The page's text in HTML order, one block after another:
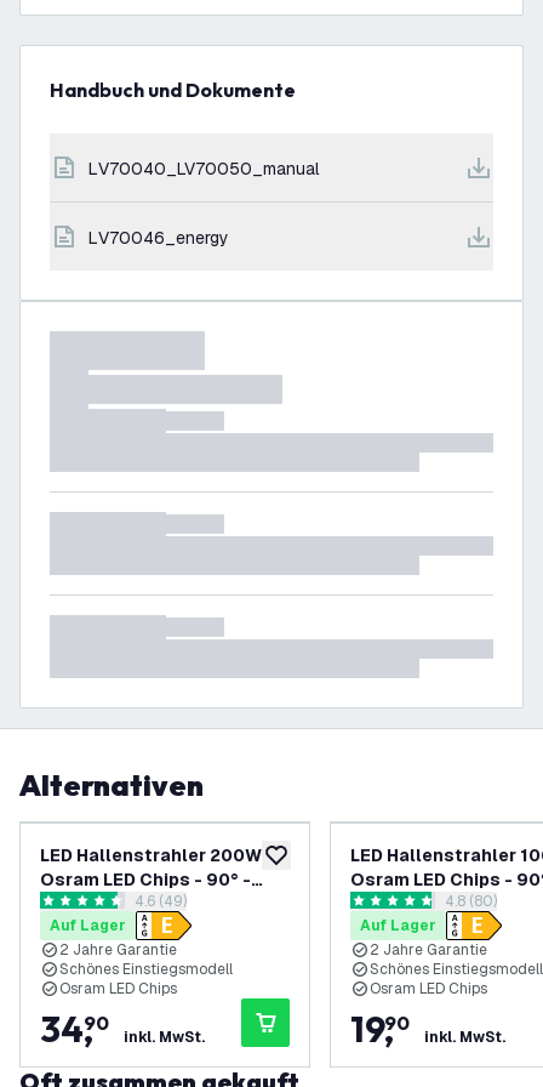
Handbuch und Dokumente
LV70040_LV70050_manual
LV70046_energy
Alternativen
zur Wunschliste hinzufügen
LED Hallenstrahler 200W -
Osram LED Chips - 90° -
110Lm/W - 6500K - IP65 - 2
Jahre Garantie
Bewertungsbereich öffnen
4.6 Bewertungssterne
4.6 (49)
Auf Lager
2 Jahre Garantie
Schönes Einstiegsmodell
Osram LED Chips
34,
90
inkl. MwSt.
LED Hallenstrahler
Osram LED Chips -
110Lm/W - 4000K -
Jahre Garantie
4.8 Bewertungssterne
4.8 (80)
Auf Lager
2 Jahre Garantie
Schönes Einstiegsmodell
Osram LED Chips
19,
90
inkl. MwSt.